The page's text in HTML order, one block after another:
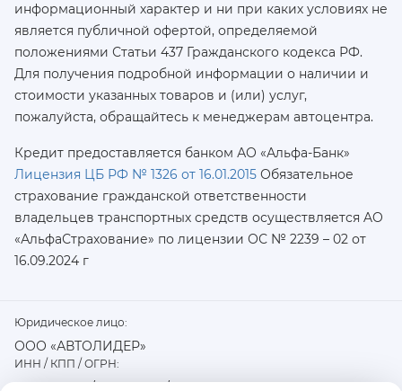
информационный характер и ни при каких условиях не
является публичной офертой, определяемой
положениями Статьи 437 Гражданского кодекса РФ.
Для получения подробной информации о наличии и
стоимости указанных товаров и (или) услуг,
пожалуйста, обращайтесь к менеджерам автоцентра.
Кредит предоставляется банком АО «Альфа-Банк»
Лицензия ЦБ РФ № 1326 от 16.01.2015 Обязательное
страхование гражданской ответственности
владельцев транспортных средств осуществляется AO
«АльфаСтрахование» по лицензии ОС № 2239 – 02 от
16.09.2024 г
Юридическое лицо:
ООО «АВТОЛИДЕР»
ИНН / КПП / ОГРН:
7726402915 / 772601001 / 1177746487918